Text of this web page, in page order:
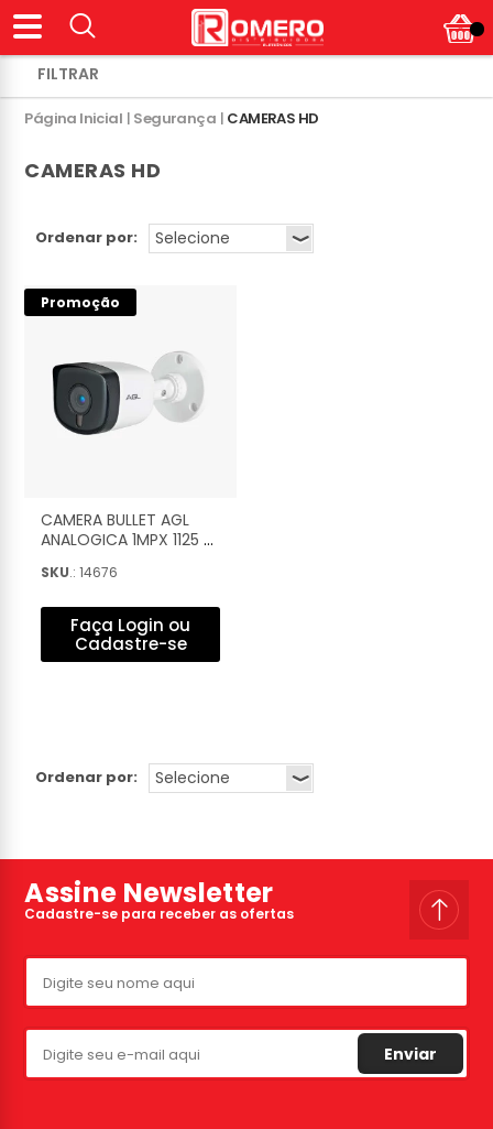
Página Inicial | Segurança | CAMERAS HD
CAMERAS HD
Ordenar por:
Promoção
CAMERA BULLET AGL
ANALOGICA 1MPX 1125 B
SKU.: 14676
Faça Login ou
Cadastre-se
Ordenar por:
Assine Newsletter
Cadastre-se para receber as ofertas
Enviar